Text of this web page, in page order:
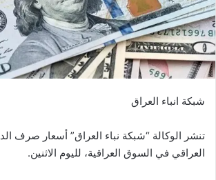
شبكة انباء العراق
تنشر الوكالة “شبكة نباء العراق” أسعار صرف
العراقي في السوق العراقية، لليوم الاثنين.